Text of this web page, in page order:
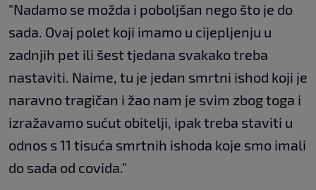
"Nadamo se možda i poboljšan nego što je do
sada. Ovaj polet koji imamo u cijepljenju u
zadnjih pet ili šest tjedana svakako treba
nastaviti. Naime, tu je jedan smrtni ishod koji je
naravno tragičan i žao nam je svim zbog toga i
izražavamo sućut obitelji, ipak treba staviti u
odnos s 11 tisuća smrtnih ishoda koje smo imali
do sada od covida."